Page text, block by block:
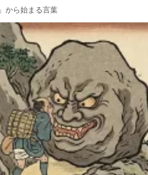
」から始まる言葉